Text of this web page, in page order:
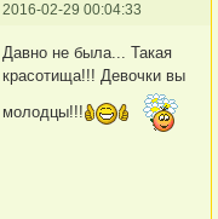
2016-02-29 00:04:33
Давно не была... Такая
красотища!!! Девочки вы
молодцы!!!